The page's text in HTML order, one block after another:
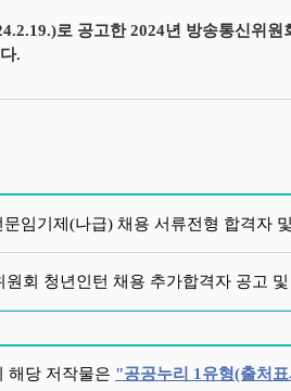
로 공고한 2024년 방송통신위
.
임기제(나급) 채용 서류전형 합격자
원회 청년인턴 채용 추가합격자 공고
해당 저작물은 "공공누리 1유형(출처